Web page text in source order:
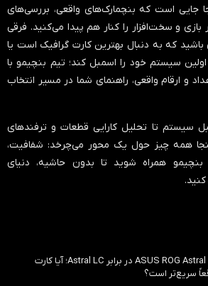
جایی است که بنچمارک‌های واقعی، بررسی‌های
بازی و سخت‌افزار را کنار هم پیدا می‌کنید. فرقی
که به دنبال بهترین کارت گرافیک است یا
سیستم خود را اسمبل کند؛ تیم بنچیمو با
و ارقام واقعی، راهنمای شما در مسیر انتخاب
سیستم تا تحلیل کارایی قطعات و ترفندهای
همه چیز حول یک محور می‌چرخد: شفافیت،
همراه شوید تا بدون حاشیه، دنیای
بررسی ASUS ROG Astral RTX 5090 در برابر Astral LC؛ آیا کارت
سریع‌تر است؟